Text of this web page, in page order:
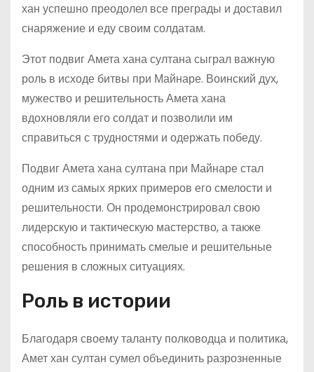
хан успешно преодолел все преграды и доставил
снаряжение и еду своим солдатам.
Этот подвиг Амета хана султана сыграл важную
роль в исходе битвы при Майнаре. Воинский дух,
мужество и решительность Амета хана
вдохновляли его солдат и позволили им
справиться с трудностями и одержать победу.
Подвиг Амета хана султана при Майнаре стал
одним из самых ярких примеров его смелости и
решительности. Он продемонстрировал свою
лидерскую и тактическую мастерство, а также
способность принимать смелые и решительные
решения в сложных ситуациях.
Роль в истории
Благодаря своему таланту полководца и политика,
Амет хан султан сумел объединить разрозненные